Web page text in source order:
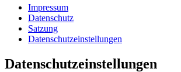
Impressum
Datenschutz
Satzung
Datenschutzeinstellungen
Datenschutzeinstellungen